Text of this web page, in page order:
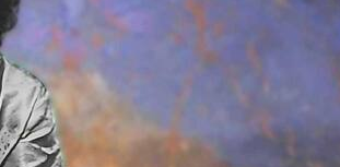
உஸ்தாத் ஜாகீர் உசேன்
கடந்த சில நாட்களாக
காரணமாக ICU இல்